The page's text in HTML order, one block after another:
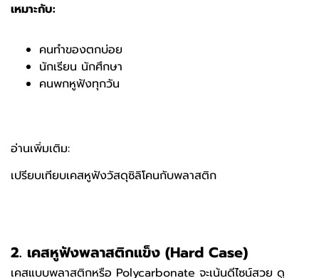
เหมาะกับ:
คนทำของตกบ่อย
นักเรียน นักศึกษา
คนพกหูฟังทุกวัน
อ่านเพิ่มเติม:
เปรียบเทียบเคสหูฟังวัสดุซิลิโคนกับพลาสติก
2. เคสหูฟังพลาสติกแข็ง (Hard Case)
เคสแบบพลาสติกหรือ Polycarbonate จะเน้นดีไซน์สวย ดู